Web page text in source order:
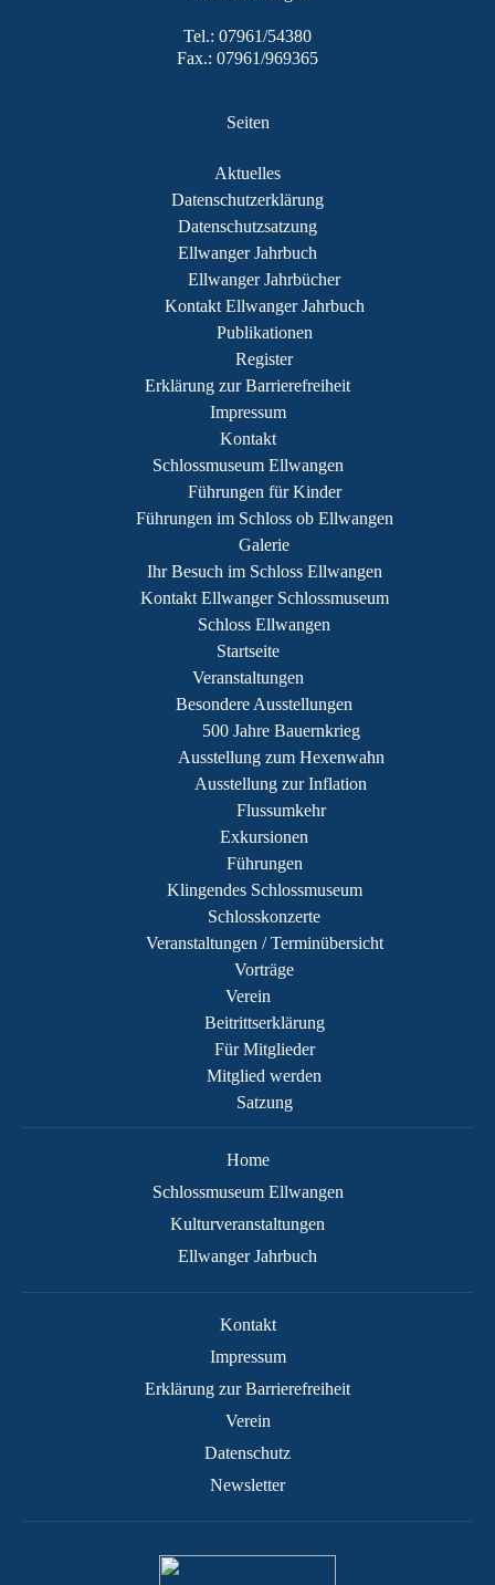
Tel.: 07961/54380
Fax.: 07961/969365
Seiten
Aktuelles
Datenschutzerklärung
Datenschutzsatzung
Ellwanger Jahrbuch
Ellwanger Jahrbücher
Kontakt Ellwanger Jahrbuch
Publikationen
Register
Erklärung zur Barrierefreiheit
Impressum
Kontakt
Schlossmuseum Ellwangen
Führungen für Kinder
Führungen im Schloss ob Ellwangen
Galerie
Ihr Besuch im Schloss Ellwangen
Kontakt Ellwanger Schlossmuseum
Schloss Ellwangen
Startseite
Veranstaltungen
Besondere Ausstellungen
500 Jahre Bauernkrieg
Ausstellung zum Hexenwahn
Ausstellung zur Inflation
Flussumkehr
Exkursionen
Führungen
Klingendes Schlossmuseum
Schlosskonzerte
Veranstaltungen / Terminübersicht
Vorträge
Verein
Beitrittserklärung
Für Mitglieder
Mitglied werden
Satzung
Home
Schlossmuseum Ellwangen
Kulturveranstaltungen
Ellwanger Jahrbuch
Kontakt
Impressum
Erklärung zur Barrierefreiheit
Verein
Datenschutz
Newsletter